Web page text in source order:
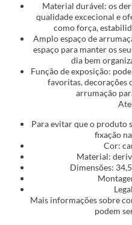
Material durável: os
qualidade excecional e
como força,
Amplo espaço de
espaço para manter os
dia bem
Função de exposição:
favoritas, decorações
arrumação
Para evitar que o produto
fixação
Cor:
Material:
Dimensões:
Mais informações sobre
podem